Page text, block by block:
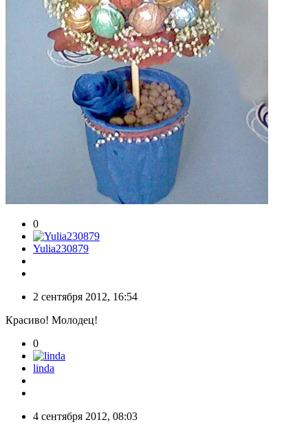
0
Yulia230879
2 сентября 2012, 16:54
Красиво! Молодец!
0
linda
4 сентября 2012, 08:03